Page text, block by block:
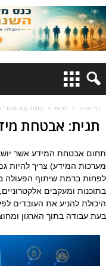
דף הבית תגיות כתבות עם תגית
תגית: אבטחת
תחום אבטחת המידע אשר
מערכות המידע) צריך להיות
לפחות ברמת שיתוף הפעולה
בתוכנות ומעקבים
היכולת להניע את העובדים
בעת עבודה בתוך הארגון